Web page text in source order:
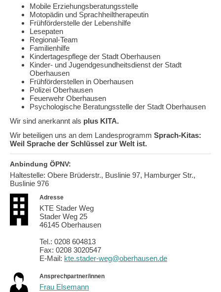
Mobile Erziehungsberatungsstelle
Motopädin und Sprachheiltherapeutin
Frühförderstelle der Lebenshilfe
Lesepaten
Regional-Team
Familienhilfe
Kindertagespflege der Stadt Oberhausen
Kinder- und Jugendgesundheitsdienst der Stadt
Oberhausen
Frühförderstellen in Oberhausen
Polizei Oberhausen
Feuerwehr Oberhausen
Psychologische Beratungsstelle der Stadt Oberhausen
Wir sind anerkannt als plus KITA.
Wir beteiligen uns an dem Landesprogramm Sprach-Kitas:
Weil Sprache der Schlüssel zur Welt ist.
Anbindung ÖPNV:
Haltestelle: Obere Brüderstr., Buslinie 97, Hamburger Str.,
Buslinie 976
Adresse
KTE Stader Weg
Stader Weg 25
46145 Oberhausen
Tel.: 0208 604813
Fax: 0208 3020547
E-Mail: kte.stader-weg@oberhausen.de
Ansprechpartner/innen
Frau Elsemann